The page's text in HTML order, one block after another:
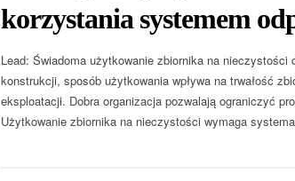
korzystania systemem
Lead: Świadoma użytkowanie zbiornika na
konstrukcji, sposób użytkowania wpływa na trwałość
eksploatacji. Dobra organizacja pozwalają ograniczyć
Użytkowanie zbiornika na nieczystości wymaga